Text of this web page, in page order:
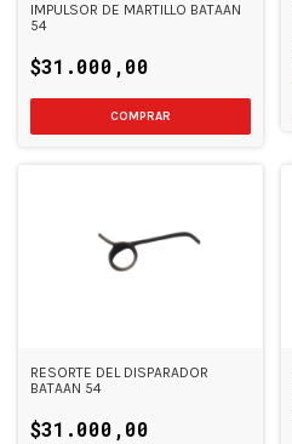
IMPULSOR DE MARTILLO BATAAN
54
$31.000,00
RESORTE DEL DISPARADOR
BATAAN 54
$31.000,00